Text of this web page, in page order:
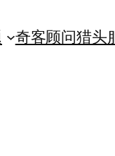
奇客顾问猎头